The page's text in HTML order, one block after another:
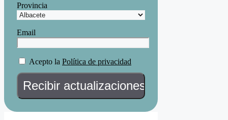
Provincia
Email
Acepto la Política de privacidad